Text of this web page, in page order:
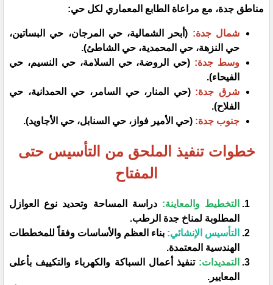
مناطق جدة، مع مراعاة الطابع المعماري لكل حي:
شمال جدة: (أبحر الشمالية، حي المرجان، حي البساتين،
حي النزهة، حي المحمدية، حي الشاطئ).
وسط جدة: (حي الروضة، حي السلامة، حي النسيم، حي
الفيحاء).
شرق جدة: (حي المنار، حي السامر، حي الحمدانية، حي
الفلاح).
جنوب جدة: (حي الأمير فواز، حي السنابل، حي الأجاويد).
​خطوات تنفيذ الملحق من التأسيس حتى
المفتاح
التخطيط والمعاينة:دراسة المساحة وتحديد نوع العوازل
المطلوبة لمناخ جدة الرطب.
التأسيس الإنشائي: بناء العظم والأساسات وفقاً للمخططات
الهندسية المعتمدة.
التمديدات:تنفيذ أعمال السباكة والكهرباء والتكييف بأعلى
المعايير.